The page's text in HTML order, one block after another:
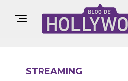
STREAMING